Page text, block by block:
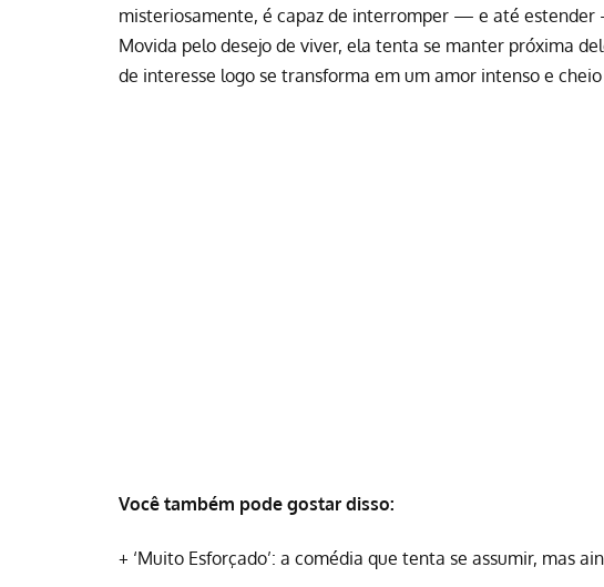
misteriosamente, é capaz de interromper — e até
Movida pelo desejo de viver, ela tenta se manter próxima
de interesse logo se transforma em um amor intenso e
Você também pode gostar disso:
+ ‘Muito Esforçado’: a comédia que tenta se assumir, mas